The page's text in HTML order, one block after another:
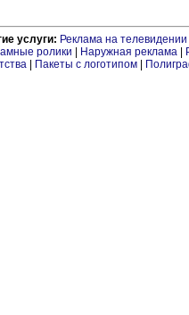
услуги: Реклама на телевидении
ролики
Наружная реклама
Пакеты с логотипом